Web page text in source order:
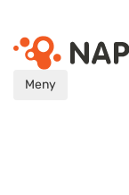
Meny